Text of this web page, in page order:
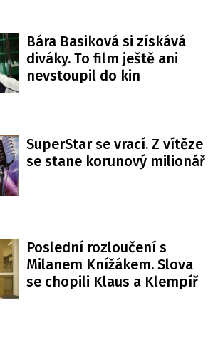
Bára Basiková si získává
diváky. To film ještě ani
nevstoupil do kin
SuperStar se vrací. Z vítěze
se stane korunový milionář
Poslední rozloučení s
Milanem Knížákem. Slova
se chopili Klaus a Klempíř